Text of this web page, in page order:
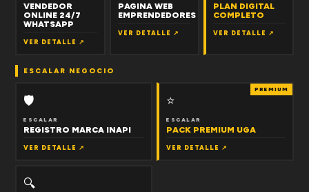
VENDEDOR
ONLINE 24/7
WHATSAPP
VER DETALLE ↗
PAGINA WEB
EMPRENDEDORES
VER DETALLE ↗
PLAN DIGITAL
COMPLETO
VER DETALLE ↗
ESCALAR NEGOCIO
🛡
ESCALAR
REGISTRO MARCA INAPI
VER DETALLE ↗
PREMIUM
⭐
ESCALAR
PACK PREMIUM UGA
VER DETALLE ↗
🔍